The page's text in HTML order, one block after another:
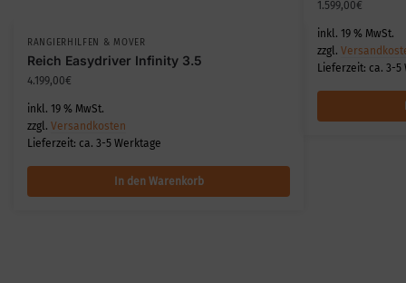
RANGIERHILFEN & MOVER
Reich Easydriver Infinity 3.5
4.199,00€
inkl. 19 % MwSt.
zzgl. Versandkosten
Lieferzeit: ca. 3-5 Werktage
In den Warenkorb
1.599,00€
inkl. 19 % MwSt.
zzgl.
Lieferzeit: ca. 3-5